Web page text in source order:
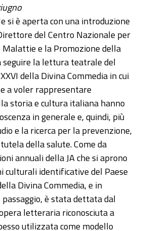
si è aperta con una introduzione
del Centro Nazionale per
e la Promozione della
seguire la lettura teatrale del
della Divina Commedia in cui
a voler rappresentare
storia e cultura italiana hanno
in generale e, quindi, più
e la ricerca per la prevenzione,
della salute. Come da
annuali della JA che si aprono
culturali identificative del Paese
Divina Commedia, e in
è stata dettata dal
letteraria riconosciuta a
utilizzata come modello